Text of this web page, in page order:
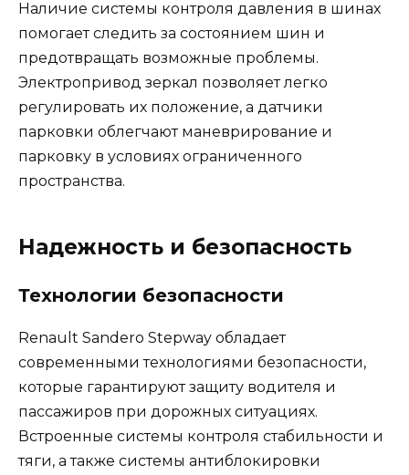
Наличие системы контроля давления в шинах
помогает следить за состоянием шин и
предотвращать возможные проблемы.
Электропривод зеркал позволяет легко
регулировать их положение, а датчики
парковки облегчают маневрирование и
парковку в условиях ограниченного
пространства.
Надежность и безопасность
Технологии безопасности
Renault Sandero Stepway обладает
современными технологиями безопасности,
которые гарантируют защиту водителя и
пассажиров при дорожных ситуациях.
Встроенные системы контроля стабильности и
тяги, а также системы антиблокировки